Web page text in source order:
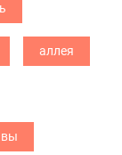
аллея